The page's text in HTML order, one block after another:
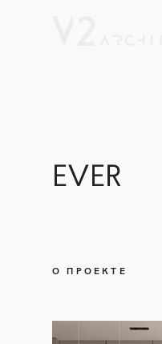
EVER
О ПРОЕКТЕ